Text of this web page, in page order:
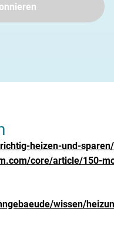
heizen-und-
core/article/150-
wissen/